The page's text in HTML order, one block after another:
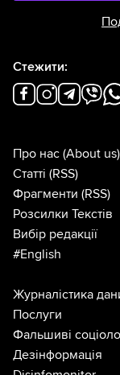
Стежити:
Про нас (About us)
Статті (RSS)
Фрагменти (RSS)
Розсилки Текстів
Вибір редакції
#English
Журналістика
Послуги
Фальшиві
Дезінформація